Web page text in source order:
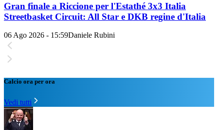
Gran finale a Riccione per l'Estathé 3x3 Italia
Streetbasket Circuit: All Star e DKB regine d'Italia
06 Ago 2026 - 15:59Daniele Rubini
Calcio ora per ora
Vedi tutti